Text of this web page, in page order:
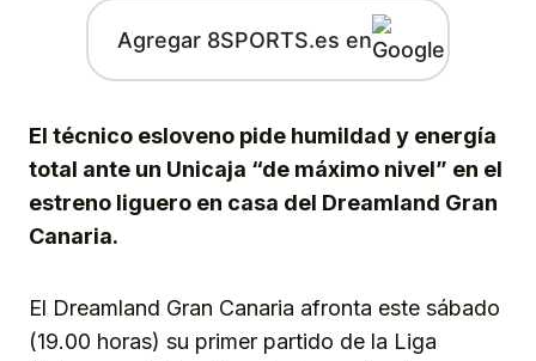
Agregar 8SPORTS.es en
El técnico esloveno pide humildad y energía
total ante un Unicaja “de máximo nivel” en el
estreno liguero en casa del Dreamland Gran
Canaria.
El Dreamland Gran Canaria afronta este sábado
(19.00 horas) su primer partido de la Liga